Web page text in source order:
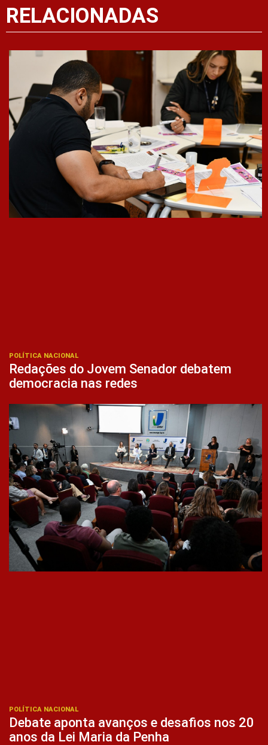
RELACIONADAS
POLÍTICA NACIONAL
Redações do Jovem Senador debatem
democracia nas redes
POLÍTICA NACIONAL
Debate aponta avanços e desafios nos 20
anos da Lei Maria da Penha